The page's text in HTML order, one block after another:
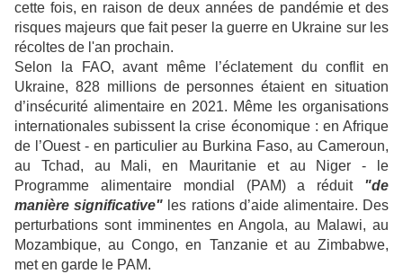
cette fois, en raison de deux années de pandémie et des
risques majeurs que fait peser la guerre en Ukraine sur les
récoltes de l'an prochain.
Selon la FAO, avant même l’éclatement du conflit en
Ukraine, 828 millions de personnes étaient en situation
d’insécurité alimentaire en 2021. Même les organisations
internationales subissent la crise économique : en Afrique
de l’Ouest - en particulier au Burkina Faso, au Cameroun,
au Tchad, au Mali, en Mauritanie et au Niger - le
Programme alimentaire mondial (PAM) a réduit "de
manière significative" les rations d’aide alimentaire. Des
perturbations sont imminentes en Angola, au Malawi, au
Mozambique, au Congo, en Tanzanie et au Zimbabwe,
met en garde le PAM.